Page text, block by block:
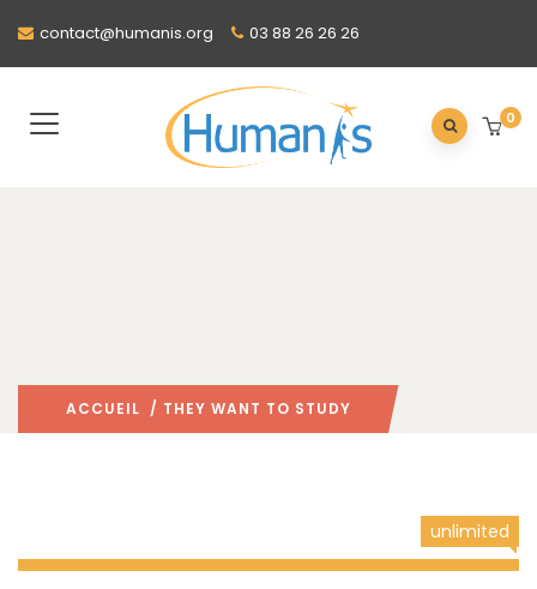
contact@humanis.org 03 88 26 26 26
0
ACCUEIL / THEY WANT TO STUDY
unlimited